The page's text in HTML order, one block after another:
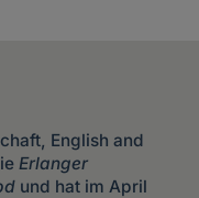
English and
Erlanger
und hat im April